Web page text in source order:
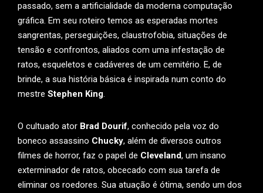
passado, sem a artificialidade da moderna computação
gráfica. Em seu roteiro temos as esperadas mortes
sangrentas, perseguições, claustrofobia, situações de
tensão e confrontos, aliados com uma infestação de
ratos, esqueletos e cadáveres de um cemitério. E, de
brinde, a sua história básica é inspirada num conto do
mestre Stephen King.
O cultuado ator Brad Dourif, conhecido pela voz do
boneco assassino Chucky, além de diversos outros
filmes de horror, faz o papel de Cleveland, um insano
exterminador de ratos, obcecado com sua tarefa de
eliminar os roedores. Sua atuação é ótima, sendo um dos